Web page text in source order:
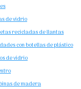
de vidrio
recicladas de llantas
con botellas de plástico
de vidrio
de madera